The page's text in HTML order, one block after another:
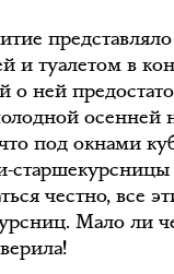
и туалетом в
о ней
осенней
под окнами
честно, все
Мало ли